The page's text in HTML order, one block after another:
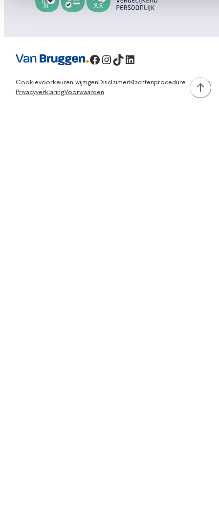
Facebook
Instagram
TikTok
LinkedIn
Cookievoorkeuren wijzigen DisclaimerKlachtenprocedure
PrivacyverklaringVoorwaarden